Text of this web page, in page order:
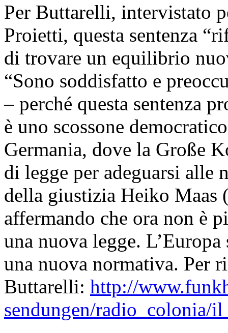
Per Buttarelli, intervistato
Proietti, questa sentenza
di trovare un equilibrio
“Sono soddisfatto e
– perché questa sentenza
è uno scossone
Germania, dove la Große
di legge per adeguarsi alle
della giustizia Heiko Maas
affermando che ora non è
una nuova legge.
una nuova normativa. Per
Buttarelli: http://
sendungen/radio_colonia/